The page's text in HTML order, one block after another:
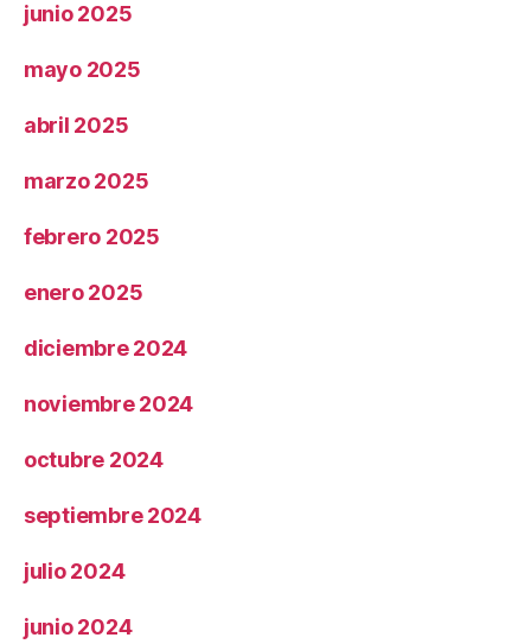
junio 2025
mayo 2025
abril 2025
marzo 2025
febrero 2025
enero 2025
diciembre 2024
noviembre 2024
octubre 2024
septiembre 2024
julio 2024
junio 2024